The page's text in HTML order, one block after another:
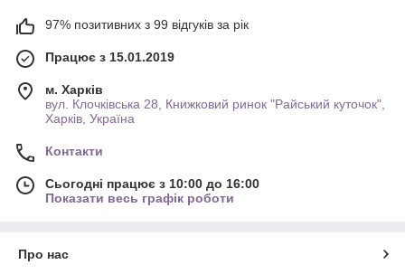
97% позитивних з 99 відгуків за рік
Працює з 15.01.2019
м. Харків
вул. Клочківська 28, Книжковий ринок "Райський куточок",
Харків, Україна
Контакти
Сьогодні працює з 10:00 до 16:00
Показати весь графік роботи
Про нас